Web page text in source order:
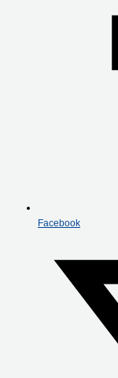
Facebook